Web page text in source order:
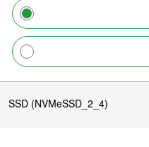
SSD (NVMeSSD_2_4)